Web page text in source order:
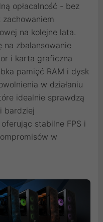
opłacalność - bez
zachowaniem
na kolejne lata.
na zbalansowanie
i karta graficzna
pamięć RAM i dysk
w działaniu
idealnie sprawdzą
bardziej
stabilne FPS i
w